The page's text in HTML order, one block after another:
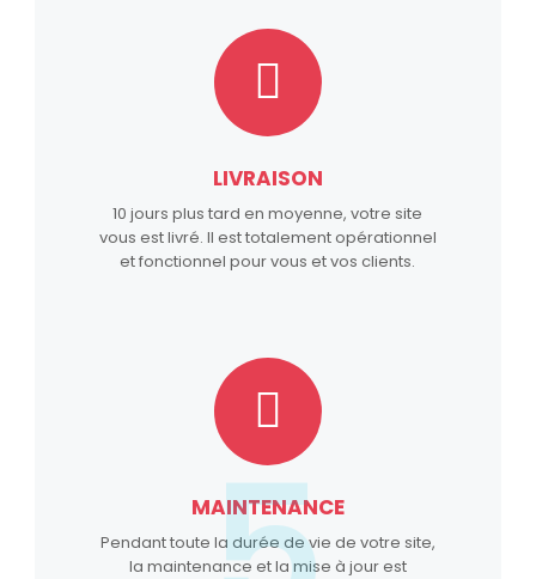
LIVRAISON
10 jours plus tard en moyenne, votre site
vous est livré. Il est totalement opérationnel
et fonctionnel pour vous et vos clients.
MAINTENANCE
Pendant toute la durée de vie de votre site,
la maintenance et la mise à jour est